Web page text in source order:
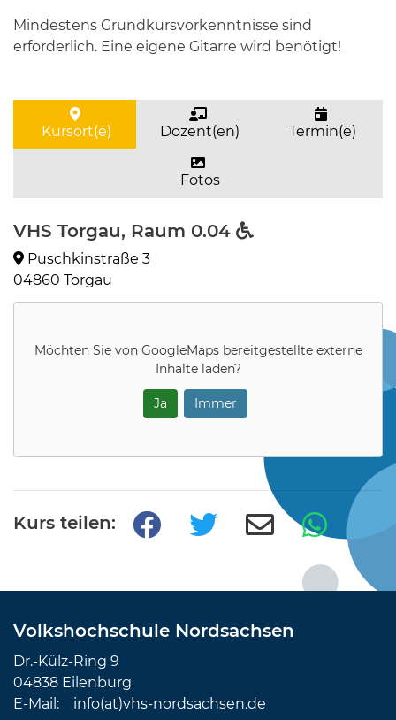
Mindestens Grundkursvorkenntnisse sind
erforderlich. Eine eigene Gitarre wird benötigt!
Kursort(e) Dozent(en) Termin(e)
Fotos
VHS Torgau, Raum 0.04
Puschkinstraße 3
04860 Torgau
Möchten Sie von GoogleMapsbereitgestellte externe
Inhalte laden?
Ja Immer
Kurs teilen:
Volkshochschule Nordsachsen
Dr.-Külz-Ring 9
04838 Eilenburg
E-Mail: info(at)vhs-nordsachsen.de